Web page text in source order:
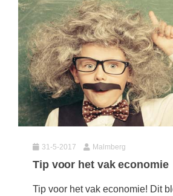
31-5-2017 Malmberg
Tip voor het vak economie
Tip voor het vak economie! Dit